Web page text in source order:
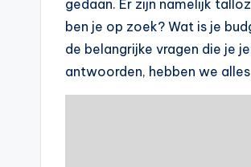
gedaan. Er zijn namelijk
ben je op zoek? Wat is je
de belangrijke vragen die je
antwoorden, hebben we